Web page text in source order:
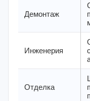
Демонтаж
Инженерия
Отделка